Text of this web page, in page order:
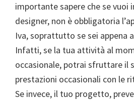
importante sapere che se vuoi
designer, non è obbligatoria
Iva, soprattutto se sei appena
Infatti, se la tua attività al
occasionale, potrai sfruttare il
prestazioni occasionali con le
Se invece, il tuo progetto,